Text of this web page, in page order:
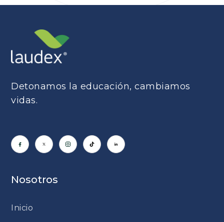
Detonamos la educación, cambiamos
vidas.
Nosotros
Inicio